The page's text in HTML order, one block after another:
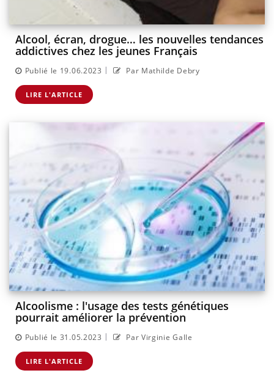
Alcool, écran, drogue… les nouvelles tendances
addictives chez les jeunes Français
Publié le 19.06.2023 | Par Mathilde Debry
LIRE L'ARTICLE
Alcoolisme : l'usage des tests génétiques
pourrait améliorer la prévention
Publié le 31.05.2023 | Par Virginie Galle
LIRE L'ARTICLE